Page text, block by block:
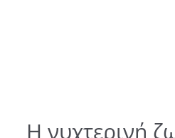
Η νυχτερινή